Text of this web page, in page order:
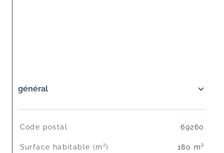
général
TRAD_SIROCCO_Caracteristique
Code postal 69260
Surface habitable (m²) 180 m²